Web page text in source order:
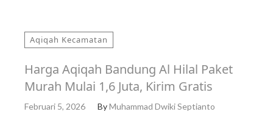
Aqiqah Kecamatan
Harga Aqiqah Bandung Al Hilal Paket
Murah Mulai 1,6 Juta, Kirim Gratis
Februari 5, 2026 ByMuhammad Dwiki Septianto